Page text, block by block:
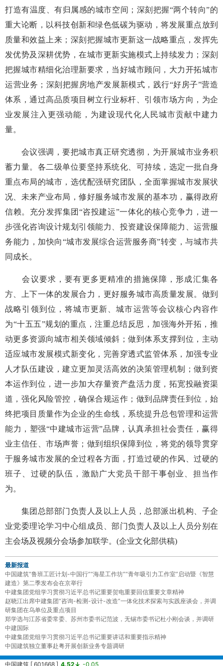
打造有温度、有归属感的城市空间；深刻把握“两个转向”的
重大论断，以科技创新和绿色低碳为驱动，将发展重点放到
质量和效益上来；深刻把握城市更新这一战略重点，发挥先
发优势及深耕优势，在城市更新实施模式上持续发力；深刻
把握城市精细化治理新要求，当好城市顾问，大力开拓城市
运营业务；深刻把握房地产发展新模式，践行“好房子”营造
体系，通过高品质项目树立行业标杆、引领市场方向，为企
业发展注入更强动能，为建设现代化人民城市贡献中建力
量。
会议强调，要把城市真正研究透彻，为开展城市业务积
蓄力量。各二级单位要坚持系统化、可持续，选定一批自身
重点布局的城市，选优配强研究团队，全面掌握城市发展状
况、未来产业布局，修好服务城市发展的基本功，赢得政府
信赖。充分发挥集团“咨投建运”一体化的核心竞争力，进一
步强化咨询设计规划引领能力、投资建设保障能力、运营服
务能力，加快向“城市发展综合运营服务商”转变，与城市共
同成长。
会议要求，要有更多更精准的措施保障，形成汇集各
方、上下一体的发展合力，更好服务城市高质量发展。做到
战略引领到位，将城市更新、城市运营等会议核心内容作
为“十五五”规划的重点，注重总结反思，加强海外开拓，推
动更多资源向城市相关领域倾斜；做到体系支撑到位，主动
适应城市发展模式新变化，完善穿透式监管体系，加强专业
人才队伍建设，建立更加灵活高效的决策管理机制；做到资
本运作到位，进一步加大存量资产盘活力度，拓宽投融资渠
道，强化风险管控，确保合规运作；做到品牌责任到位，始
终把项目质量作为企业的生命线，系统提升总包管理和运营
能力，塑强“中建城市运营”品牌，认真承担社会责任，赢得
业主信任、市场声誉；做到组织保障到位，将党的领导贯穿
于服务城市发展的全过程各方面，打造过硬的作风、过硬的
班子、过硬的队伍，激励广大党员干部干事创业、担当作
为。
集团总部部门负责人及以上人员，总部派出机构、子企
业党委理论学习中心组成员、部门负责人及以上人员分别在
主会场及视频分会场参加联学。(企业文化部供稿)
最新报道
中国建筑“鲁班工匠计划-中国行”“海星工作坊”“青年吸引力工作室”启动暨《智慧
建造》第二季发布会在京举行
中建集团党组学习贯彻习近平总书记重要贺电重要回信重要文章精神
赵晓江出席中建集团“咨询-检测-设计-改造”一体化技术探索与实践座谈会，并调
研集团在乌单位及重点项目
郑学选与江苏省委常委、苏州市委书记范波，无锡市委书记杜小刚会谈，并调研
中建国际
中建集团党组学习贯彻习近平总书记重要讲话和重要指示精神
中国建筑独立董事赴粤开展创新业务专题调研
中国建筑 [ 601668 ] 4.52↓ -0.05